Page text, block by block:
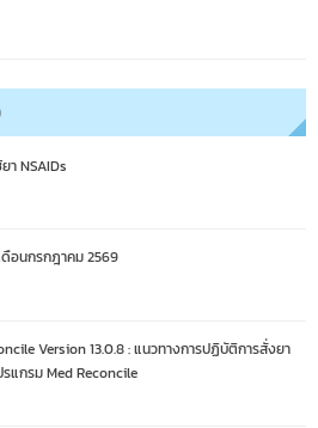
า NSAIDs
ดือนกรกฎาคม 2569
Version 13.0.8 : แนวทางการปฏิบัติการสั่งยา
รแกรม Med Reconcile